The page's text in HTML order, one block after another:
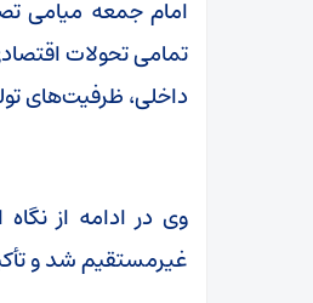
امام جمعه میامی
تمامی تحولات
داخلی، ظرفیت‌های
وی در ادامه از
غیرمستقیم شد و